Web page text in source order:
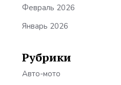
Февраль 2026
Январь 2026
Рубрики
Авто-мото